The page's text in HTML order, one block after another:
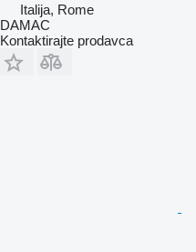
Italija, Rome
DAMAC
Kontaktirajte prodavca